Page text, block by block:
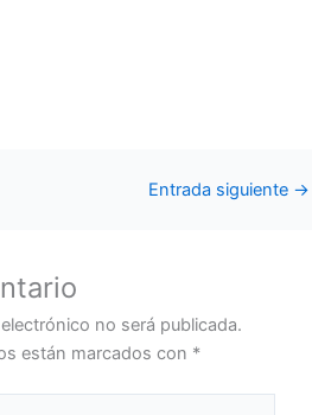
Entrada siguiente →
no será publicada.
están marcados con *